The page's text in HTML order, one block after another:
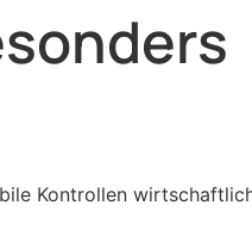
Kontrollen